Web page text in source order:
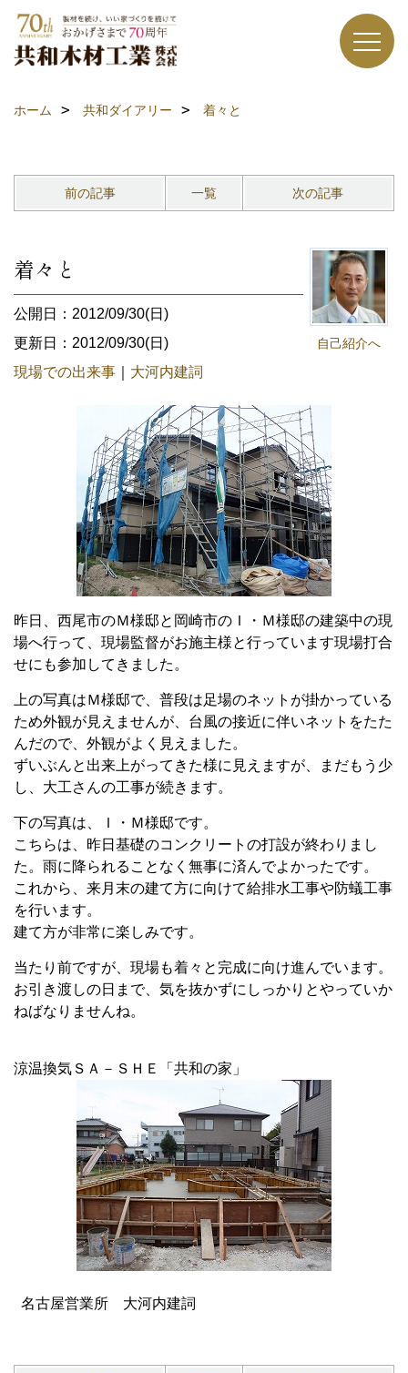
ホーム 共和ダイアリー 着々と
前の記事 一覧 次の記事
自己紹介へ
着々と
公開日：2012/09/30(日)
更新日：2012/09/30(日)
現場での出来事
大河内建詞
昨日、西尾市のＭ様邸と岡崎市のＩ・Ｍ様邸の建築中の現
場へ行って、現場監督がお施主様と行っています現場打合
せにも参加してきました。
上の写真はＭ様邸で、普段は足場のネットが掛かっている
ため外観が見えませんが、台風の接近に伴いネットをたた
んだので、外観がよく見えました。
ずいぶんと出来上がってきた様に見えますが、まだもう少
し、大工さんの工事が続きます。
下の写真は、Ｉ・Ｍ様邸です。
こちらは、昨日基礎のコンクリートの打設が終わりまし
た。雨に降られることなく無事に済んでよかったです。
これから、来月末の建て方に向けて給排水工事や防蟻工事
を行います。
建て方が非常に楽しみです。
当たり前ですが、現場も着々と完成に向け進んでいます。
お引き渡しの日まで、気を抜かずにしっかりとやっていか
ねばなりませんね。
涼温換気ＳＡ－ＳＨＥ「共和の家」
名古屋営業所 大河内建詞